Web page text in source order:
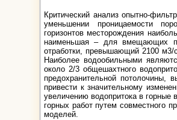
Критический анализ опытно-
уменьшении проницаемости
горизонтов месторождения
наименьшая – для вмещающих
отработки, превышающий 2100 м3/
Наиболее водообильными
около 2/3 общешахтного
предохранительной потолочины,
привести к значительному
увеличению водопритока в горные
горных работ путем совместного
моделей.